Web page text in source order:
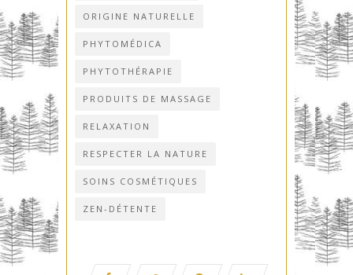
ORIGINE NATURELLE
PHYTOMÉDICA
PHYTOTHÉRAPIE
PRODUITS DE MASSAGE
RELAXATION
RESPECTER LA NATURE
SOINS COSMÉTIQUES
ZEN-DÉTENTE